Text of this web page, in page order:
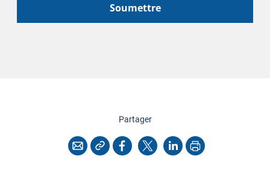
Soumettre
Partagercette page
CourrielCopier l'adresse
Facebook
X LinkedInImprimer